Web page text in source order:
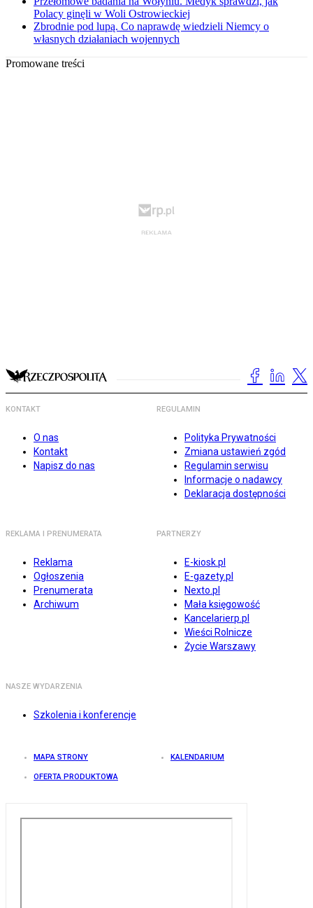
Polacy ginęli w Woli Ostrowieckiej
Zbrodnie pod lupą. Co naprawdę wiedzieli Niemcy o
własnych działaniach wojennych
Promowane treści
KONTAKT
O nas
Kontakt
Napisz do nas
REGULAMIN
Polityka Prywatności
Zmiana ustawień zgód
Regulamin serwisu
Informacje o nadawcy
Deklaracja dostępności
REKLAMA I PRENUMERATA
Reklama
Ogłoszenia
Prenumerata
Archiwum
PARTNERZY
E-kiosk.pl
E-gazety.pl
Nexto.pl
Mała księgowość
Kancelarierp.pl
Wieści Rolnicze
Życie Warszawy
NASZE WYDARZENIA
Szkolenia i konferencje
MAPA STRONY KALENDARIUM
OFERTA PRODUKTOWA